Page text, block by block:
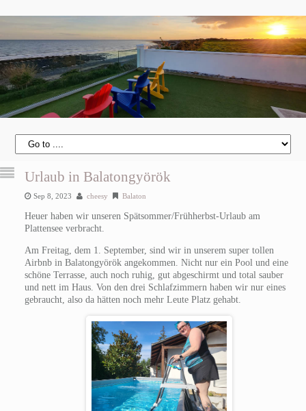
Urlaub in Balatongyörök
Sep 8, 2023 cheesy Balaton
Heuer haben wir unseren Spätsommer/Frühherbst-Urlaub am
Plattensee verbracht.
Am Freitag, dem 1. September, sind wir in unserem super tollen
Airbnb in Balatongyörök angekommen. Nicht nur ein Pool und eine
schöne Terrasse, auch noch ruhig, gut abgeschirmt und total sauber
und nett im Haus. Von den drei Schlafzimmern haben wir nur eines
gebraucht, also da hätten noch mehr Leute Platz gehabt.